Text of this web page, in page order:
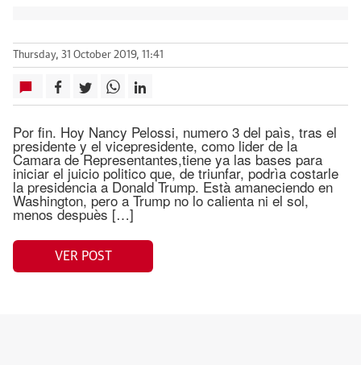
Thursday, 31 October 2019, 11:41
Por fin. Hoy Nancy Pelossi, numero 3 del paìs, tras el
presidente y el vicepresidente, como lider de la
Camara de Representantes,tiene ya las bases para
iniciar el juicio politico que, de triunfar, podrìa costarle
la presidencia a Donald Trump. Està amaneciendo en
Washington, pero a Trump no lo calienta ni el sol,
menos despuès […]
VER POST